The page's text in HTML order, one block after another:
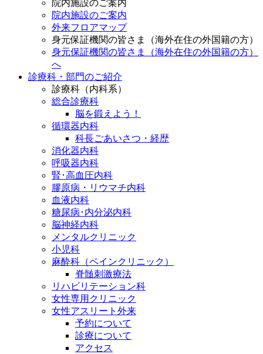
院内施設のご案内
院内施設のご案内
外来フロアマップ
身元保証機関の皆さま（海外在住の外国籍の方）
身元保証機関の皆さま（海外在住の外国籍の方）
へ
診療科・部門のご紹介
診療科（内科系）
総合診療科
脳を鍛えよう！
循環器内科
科長ごあいさつ・経歴
消化器内科
呼吸器内科
腎･高血圧内科
膠原病・リウマチ内科
血液内科
糖尿病･内分泌内科
脳神経内科
メンタルクリニック
小児科
麻酔科（ペインクリニック）
脊髄刺激療法
リハビリテーション科
女性専用クリニック
女性アスリート外来
予約について
診療について
アクセス